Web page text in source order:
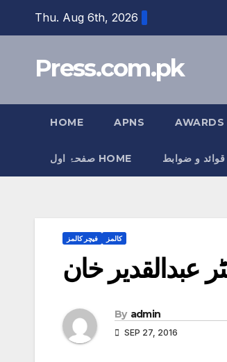
Thu. Aug 6th, 2026
Press.com.pk
HOME APNS AWARDS
صفحۂ اول HOME قوائد و ضوابط
فیچر کالمز کالمز
عبدالقدیر خان
By admin
SEP 27, 2016